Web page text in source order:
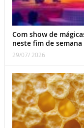
Com show de
neste fim de semana
29/07/ 2026